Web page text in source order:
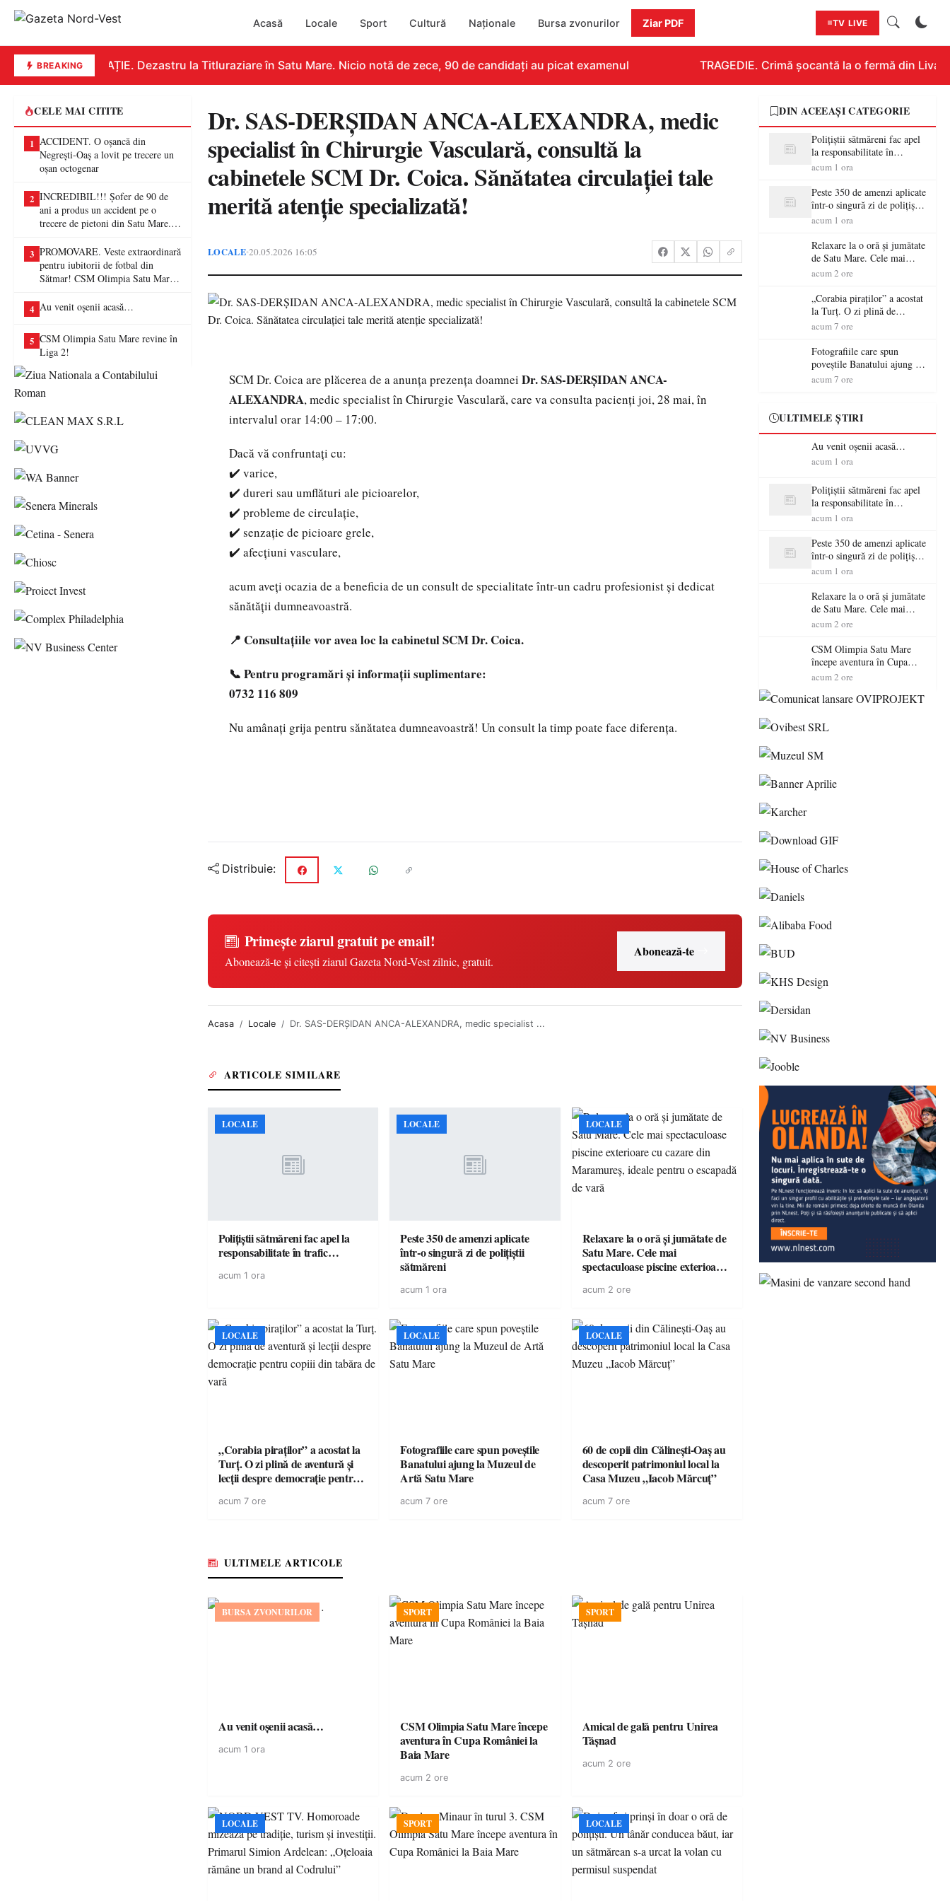
Acasă Locale Sport Cultură Naționale Bursa zvonurilor Ziar PDF TV LIVE
BREAKINGEDUCAȚIE. Dezastru la Titluraziare în Satu Mare. Nicio notă de zece, 90 de candidați au picat examenul TRAGEDIE. Crimă șocantă la o fermă din
CELE MAI CITITE
1 ACCIDENT. O oșancă din
Negrești-Oaș a lovit pe trecere un
oșan octogenar
2 INCREDIBIL!!! Șofer de 90 de
ani a produs un accident pe o
trecere de pietoni din Satu Mare. O
3 PROMOVARE. Veste extraordinară
pentru iubitorii de fotbal din
Sătmar! CSM Olimpia Satu Mare
4 Au venit oșenii acasă…
5 CSM Olimpia Satu Mare revine în
Liga 2!
Dr. SAS-DERȘIDAN ANCA-ALEXANDRA, medic
specialist în Chirurgie Vasculară, consultă la
cabinetele SCM Dr. Coica. Sănătatea circulației tale
merită atenție specializată!
LOCALE•20.05.2026 16:05
SCM Dr. Coica are plăcerea de a anunța prezența doamnei Dr. SAS-DERȘIDAN ANCA-
ALEXANDRA, medic specialist în Chirurgie Vasculară, care va consulta pacienți joi, 28 mai, în
intervalul orar 14:00 – 17:00.
Dacă vă confruntați cu:
✔️ varice,
✔️ dureri sau umflături ale picioarelor,
✔️ probleme de circulație,
✔️ senzație de picioare grele,
✔️ afecțiuni vasculare,
acum aveți ocazia de a beneficia de un consult de specialitate într-un cadru profesionist și dedicat
sănătății dumneavoastră.
📍 Consultațiile vor avea loc la cabinetul SCM Dr. Coica.
📞 Pentru programări și informații suplimentare:
0732 116 809
Nu amânați grija pentru sănătatea dumneavoastră! Un consult la timp poate face diferența.
Distribuie:
Primește ziarul gratuit pe email!
Abonează-te și citești ziarul Gazeta Nord-Vest zilnic, gratuit.
Abonează-te
Acasa Locale Dr. SAS-DERȘIDAN ANCA-ALEXANDRA, medic specialist ...
ARTICOLE SIMILARE
LOCALE
Polițiștii sătmăreni fac apel la
responsabilitate în trafic…
acum 1 ora
LOCALE
Peste 350 de amenzi aplicate
într-o singură zi de polițiștii
sătmăreni
acum 1 ora
LOCALE
Relaxare la o oră și jumătate de
Satu Mare. Cele mai
spectaculoase piscine exterioare
pentru o escapadă de vară
acum 2 ore
LOCALE
„Corabia piraților” a acostat la
Turț. O zi plină de aventură și
lecții despre democrație pentru
acum 7 ore
LOCALE
Fotografiile care spun poveștile
Banatului ajung la Muzeul de
Artă Satu Mare
acum 7 ore
LOCALE
60 de copii din Călinești-Oaș au
descoperit patrimoniul local la
Casa Muzeu „Iacob Mărcuț”
acum 7 ore
ULTIMELE ARTICOLE
BURSA ZVONURILOR
Au venit oșenii acasă…
acum 1 ora
SPORT
CSM Olimpia Satu Mare începe
aventura în Cupa României la
Baia Mare
acum 2 ore
SPORT
Amical de gală pentru Unirea
Tășnad
acum 2 ore
LOCALE SPORT LOCALE
DIN ACEEAȘI CATEGORIE
Polițiștii sătmăreni fac apel
la responsabilitate în
trafic…
acum 1 ora
Peste 350 de amenzi aplicate
într-o singură zi de polițiștii
sătmăreni
acum 1 ora
Relaxare la o oră și jumătate
de Satu Mare. Cele mai
spectaculoase piscine
Maramureș, ideale pentru o
escapadă de vară
acum 2 ore
„Corabia piraților” a acostat
la Turț. O zi plină de
aventură și lecții despre
tabăra de vară
acum 7 ore
Fotografiile care spun
poveștile Banatului ajung la
Muzeul de Artă Satu Mare
acum 7 ore
ULTIMELE ȘTIRI
Au venit oșenii acasă…
acum 1 ora
Polițiștii sătmăreni fac apel
la responsabilitate în
trafic…
acum 1 ora
Peste 350 de amenzi aplicate
într-o singură zi de polițiștii
sătmăreni
acum 1 ora
Relaxare la o oră și jumătate
de Satu Mare. Cele mai
spectaculoase piscine
Maramureș, ideale pentru o
escapadă de vară
acum 2 ore
CSM Olimpia Satu Mare
începe aventura în Cupa
României la Baia Mare
acum 2 ore